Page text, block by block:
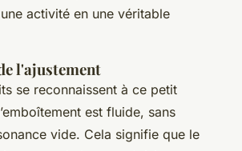
activité en une véritable
l'ajustement
se reconnaissent à ce petit
est fluide, sans
vide. Cela signifie que le